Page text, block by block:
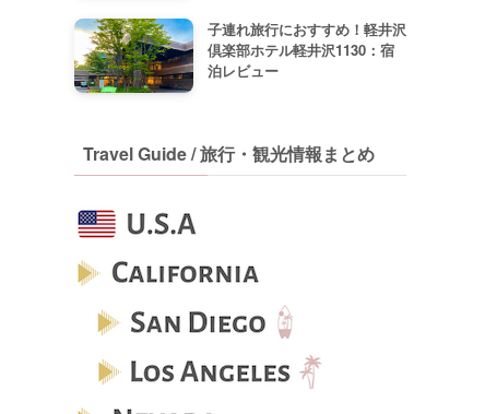
子連れ旅行におすすめ！軽井沢
倶楽部ホテル軽井沢1130：宿
泊レビュー
Travel Guide / 旅行・観光情報まとめ